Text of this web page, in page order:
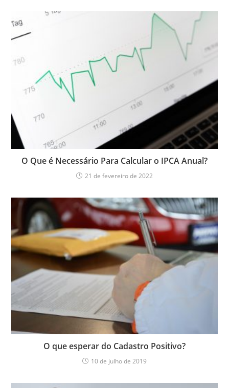
O Que é Necessário Para Calcular o IPCA Anual?
21 de fevereiro de 2022
O que esperar do Cadastro Positivo?
10 de julho de 2019